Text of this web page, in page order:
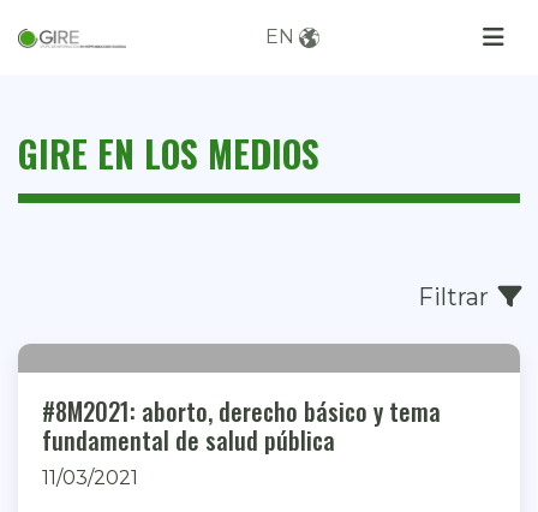
EN
GIRE EN LOS MEDIOS
Filtrar
#8M2021: aborto, derecho básico y tema
fundamental de salud pública
11/03/2021